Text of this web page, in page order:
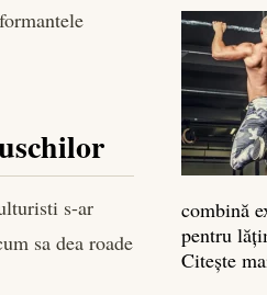
s-ar
sa dea roade
combină
pentru
Citește